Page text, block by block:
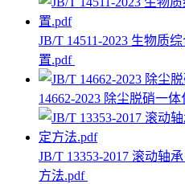
JB/T 14511-2023 生物质
置.pdf
14662-2023 除尘脱硝一
JB/T 13353-2017 滚动轴
方法.pdf